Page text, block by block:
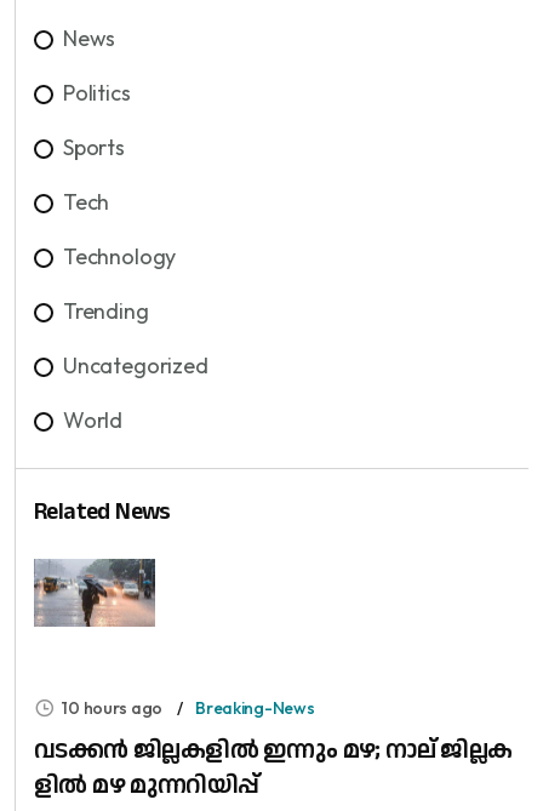
News
Politics
Sports
Tech
Technology
Trending
Uncategorized
World
Related News
10 hours ago Breaking-News
വ​ട​ക്ക​ൻ ജി​ല്ല​ക​ളി​ൽ ഇ​ന്നും മ​ഴ; നാ​ല് ജി​ല്ല​ക​
ളി​ൽ മ​ഴ മു​ന്ന​റി​യി​പ്പ്